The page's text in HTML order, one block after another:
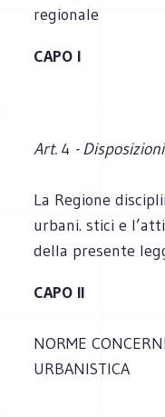
regionale
CAPO I
Art. 4 -
La Regione
urbani. stici e
della presente
CAPO II
NORME
URBANISTICA